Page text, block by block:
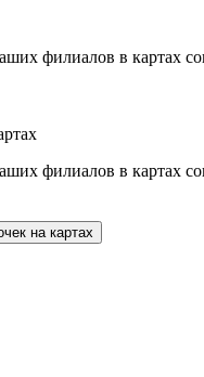
филиалов в картах
филиалов в картах
на картах